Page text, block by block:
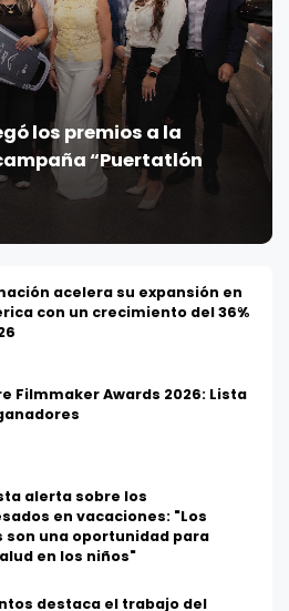
los premios a la
“Puertatlón
acelera su expansión en
con un crecimiento del 36%
Filmmaker Awards 2026: Lista
alerta sobre los
en vacaciones: "Los
son una oportunidad para
en los niños"
destaca el trabajo del